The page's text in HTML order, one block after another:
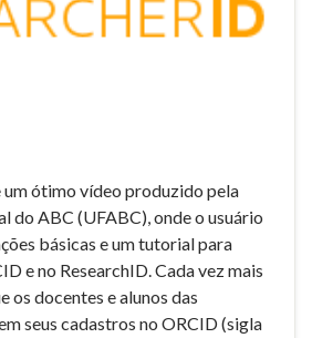
um ótimo vídeo produzido pela
do ABC (UFABC), onde o usuário
básicas e um tutorial para
e no ResearchID. Cada vez mais
os docentes e alunos das
seus cadastros no ORCID (sigla